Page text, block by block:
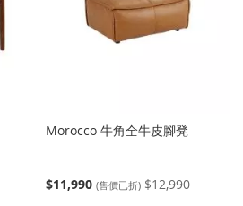
Morocco 牛角全牛皮腳凳
$11,990 (售價已折) $12,990